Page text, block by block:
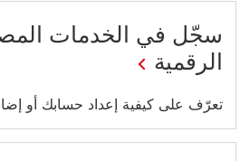
سجّل في الخدمات
الرقمية
تعرّف على كيفية إعداد حسابك أو